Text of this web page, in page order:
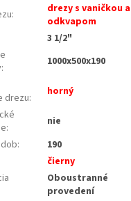
:
drezy s vaničkou a
odkvapom
3 1/2"
:
1000x500x190
drezu:
horný
:
nie
:
190
čierny
Oboustranné
provedení